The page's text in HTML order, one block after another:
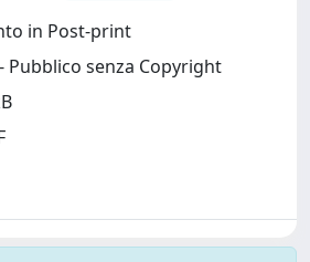
in Post-print
Pubblico senza Copyright